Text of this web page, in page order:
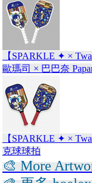
【SPARKLE ✦ ×
歐瑪司 × 巴巴奈
【SPARKLE ✦ ×
克球球拍
🎨 More